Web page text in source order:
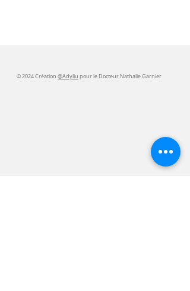
© 2024 Création @Adyliu pour le Docteur Nathalie Garnier